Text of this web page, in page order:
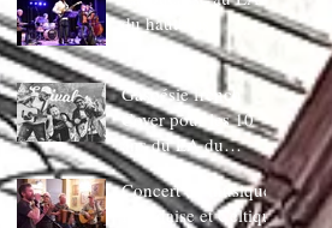
du hautbois
Gaspésie french
Cover pour les 10
ans du LA du
Hautbois
Concert de musique
Irlandaise et Celtique